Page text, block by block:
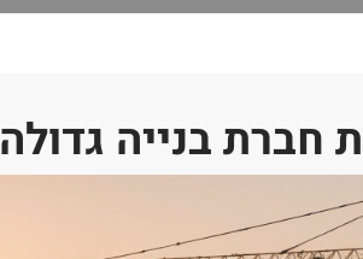
חברת בנייה גדולה